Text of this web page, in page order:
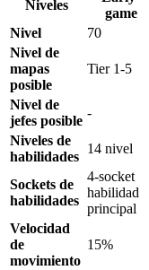
Niveles
game
Nivel
70
Nivel de
mapas
posible
Tier 1-5
Nivel de
jefes posible
-
Niveles de
habilidades
14 nivel
Sockets de
habilidades
4-socket
habilidad
principal
Velocidad
de
movimiento
15%